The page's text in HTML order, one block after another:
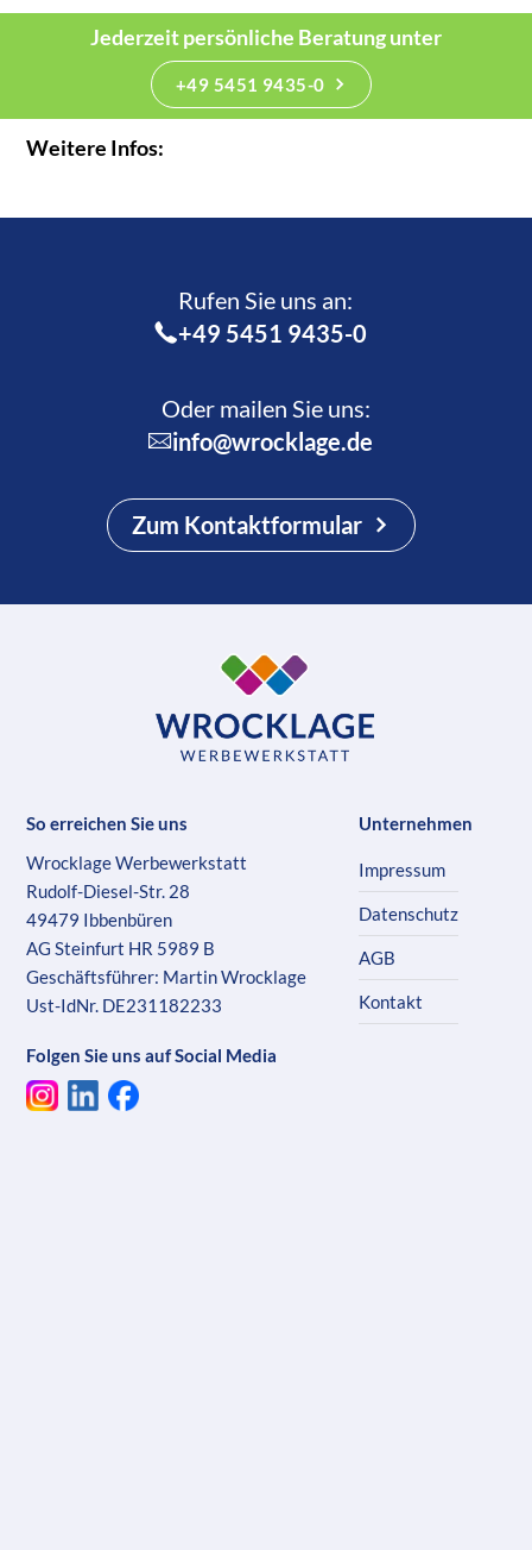
Jederzeit persönliche Beratung unter
+49 5451 9435-0
Weitere Infos:
Rufen Sie uns an:­
+49 5451 9435-0
Oder mailen Sie uns:
info@wrocklage.de
Zum Kontaktformular
So erreichen Sie uns
Wrocklage Werbewerkstatt
Rudolf-Diesel-Str. 28
49479 Ibbenbüren
AG Steinfurt HR 5989 B
Geschäftsführer: Martin Wrocklage
Ust-IdNr. DE231182233
Folgen Sie uns auf Social Media
Unternehmen
Impressum
Datenschutz
AGB
Kontakt